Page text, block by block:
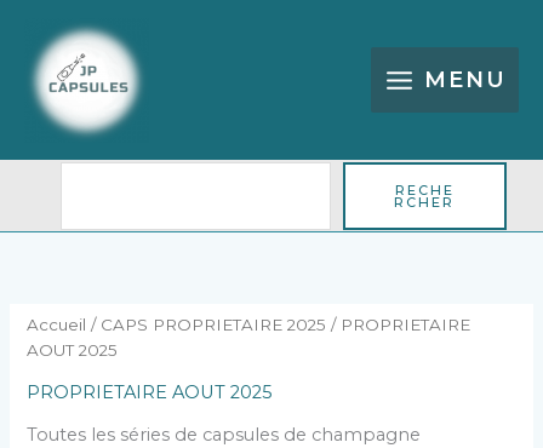
contenu
MENU
RECHE
RCHER
Accueil / CAPS PROPRIETAIRE 2025 / PROPRIETAIRE
AOUT 2025
PROPRIETAIRE AOUT 2025
Toutes les séries de capsules de champagne
Trié
plus